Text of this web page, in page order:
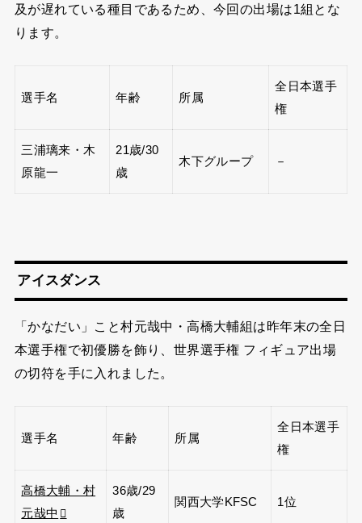
及が遅れている種目であるため、今回の出場は1組とな
ります。
選手名 年齢 所属
全日本選手
権
三浦璃来・木
原龍一
21歳/30
歳
木下グループ －
アイスダンス
「かなだい」こと村元哉中・高橋大輔組は昨年末の全日
本選手権で初優勝を飾り、世界選手権 フィギュア出場
の切符を手に入れました。
選手名 年齢 所属
全日本選手
権
高橋大輔・村
元哉中
36歳/29
歳
関西大学KFSC 1位